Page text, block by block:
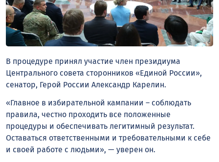
В процедуре принял участие член президиума
Центрального совета сторонников «Единой России»,
сенатор, Герой России Александр Карелин.
«Главное в избирательной кампании – соблюдать
правила, честно проходить все положенные
процедуры и обеспечивать легитимный результат.
Оставаться ответственными и требовательными к себе
и своей работе с людьми», — уверен он.